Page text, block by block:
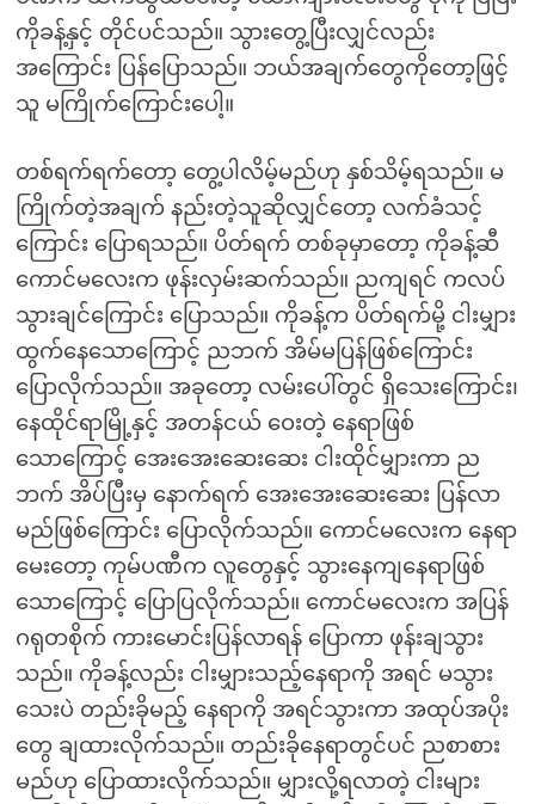
ကိုခန့်နှင့် တိုင်ပင်သည်။ သွားတွေ့ပြီးလျှင်လည်း
အကြောင်း ပြန်ပြောသည်။ ဘယ်အချက်တွေကိုတော့ဖြင့်
သူ မကြိုက်ကြောင်းပေါ့။
တစ်ရက်ရက်တော့ တွေ့ပါလိမ့်မည်ဟု နှစ်သိမ့်ရသည်။ မ
ကြိုက်တဲ့အချက် နည်းတဲ့သူဆိုလျှင်တော့ လက်ခံသင့်
ကြောင်း ပြောရသည်။ ပိတ်ရက် တစ်ခုမှာတော့ ကိုခန့်ဆီ
ကောင်မလေးက ဖုန်းလှမ်းဆက်သည်။ ညကျရင် ကလပ်
သွားချင်ကြောင်း ပြောသည်။ ကိုခန့်က ပိတ်ရက်မို့ ငါးမျှား
ထွက်နေသောကြောင့် ညဘက် အိမ်မပြန်ဖြစ်ကြောင်း
ပြောလိုက်သည်။ အခုတော့ လမ်းပေါ်တွင် ရှိသေးကြောင်း၊
နေထိုင်ရာမြို့နှင့် အတန်ငယ် ဝေးတဲ့ နေရာဖြစ်
သောကြောင့် အေးအေးဆေးဆေး ငါးထိုင်မျှားကာ ည
ဘက် အိပ်ပြီးမှ နောက်ရက် အေးအေးဆေးဆေး ပြန်လာ
မည်ဖြစ်ကြောင်း ပြောလိုက်သည်။ ကောင်မလေးက နေရာ
မေးတော့ ကုမ်ပဏီက လူတွေနှင့် သွားနေကျနေရာဖြစ်
သောကြောင့် ပြောပြလိုက်သည်။ ကောင်မလေးက အပြန်
ဂရုတစိုက် ကားမောင်းပြန်လာရန် ပြောကာ ဖုန်းချသွား
သည်။ ကိုခန့်လည်း ငါးမျှားသည့်နေရာကို အရင် မသွား
သေးပဲ တည်းခိုမည့် နေရာကို အရင်သွားကာ အထုပ်အပိုး
တွေ ချထားလိုက်သည်။ တည်းခိုနေရာတွင်ပင် ညစာစား
မည်ဟု ပြောထားလိုက်သည်။ မျှားလို့ရလာတဲ့ ငါးများ